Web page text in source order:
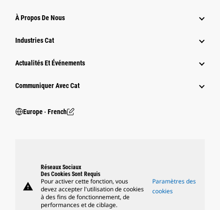
À Propos De Nous
Industries Cat
Actualités Et Événements
Communiquer Avec Cat
Europe ‧ French
warning
Réseaux Sociaux
Des Cookies Sont Requis
Pour activer cette fonction, vous
devez accepter l'utilisation de cookies
à des fins de fonctionnement, de
performances et de ciblage.
Paramètres des
cookies